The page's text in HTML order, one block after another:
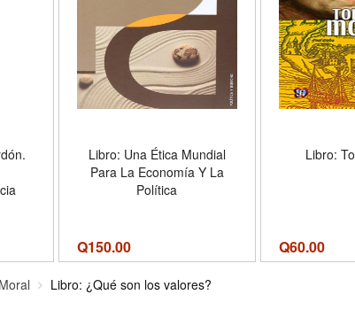
Libro: Una Ética Mundial
Para La Economía Y La
Política
Q150.00
Libro:
Q60.00
Libro: ¿Qué son los valores?